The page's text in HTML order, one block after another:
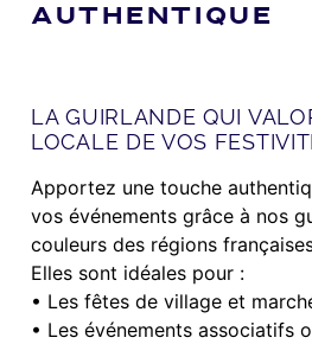
AUTHENTIQUE
LA GUIRLANDE QUI
LOCALE DE VOS
Apportez une touche
vos événements grâce à nos
couleurs des régions
Elles sont idéales pour :
• Les fêtes de village et
• Les événements associatifs